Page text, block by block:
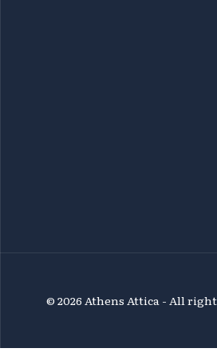
© 2026 Athens Attica - All